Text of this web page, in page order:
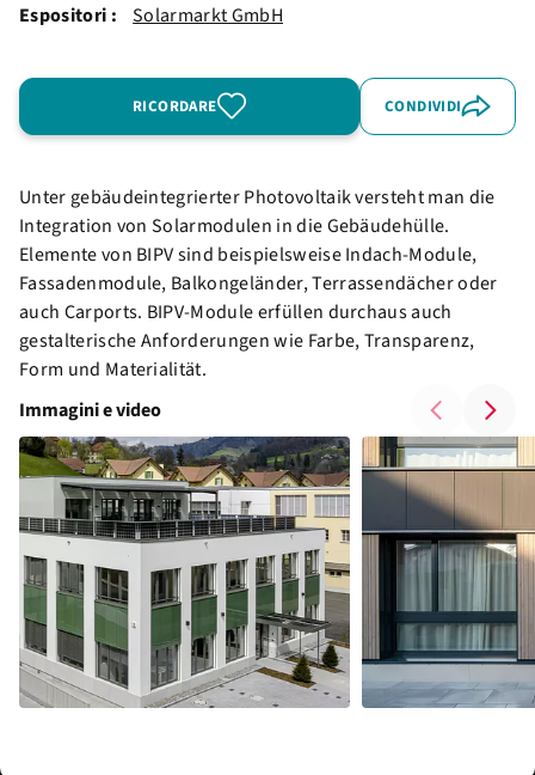
Espositori : Solarmarkt GmbH
RICORDARE CONDIVIDI
Unter gebäudeintegrierter Photovoltaik versteht man die
Integration von Solarmodulen in die Gebäudehülle.
Elemente von BIPV sind beispielsweise Indach-Module,
Fassadenmodule, Balkongeländer, Terrassendächer oder
auch Carports. BIPV-Module erfüllen durchaus auch
gestalterische Anforderungen wie Farbe, Transparenz,
Form und Materialität.
Immagini e video